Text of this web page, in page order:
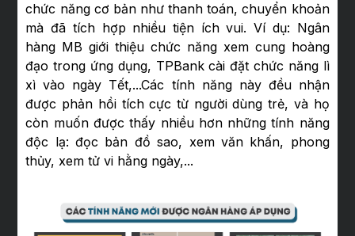
chức năng cơ bản như thanh toán, chuyển khoản
mà đã tích hợp nhiều tiện ích vui. Ví dụ: Ngân
hàng MB giới thiệu chức năng xem cung hoàng
đạo trong ứng dụng, TPBank cài đặt chức năng lì
xì vào ngày Tết,...Các tính năng này đều nhận
được phản hồi tích cực từ người dùng trẻ, và họ
còn muốn được thấy nhiều hơn những tính năng
độc lạ: đọc bản đồ sao, xem văn khấn, phong
thủy, xem tử vi hằng ngày,...